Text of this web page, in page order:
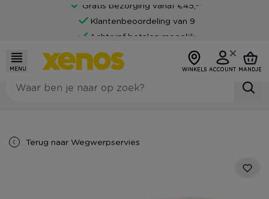
Gratis bezorging vanaf €45,-*
Klantenbeoordeling van 9
Achteraf betalen mogelijk
MENU WINKELS ACCOUNT MANDJE
Terug naar Wegwerpservies